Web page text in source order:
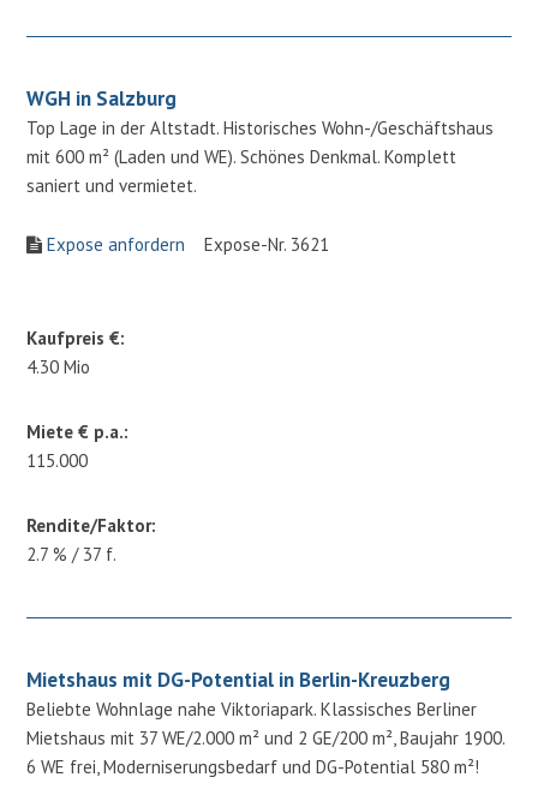
WGH in Salzburg
Top Lage in der Altstadt. Historisches Wohn-/Geschäftshaus
mit 600 m² (Laden und WE). Schönes Denkmal. Komplett
saniert und vermietet.
Expose anfordern Expose-Nr. 3621
Kaufpreis €:
4.30 Mio
Miete € p.a.:
115.000
Rendite/Faktor:
2.7 % / 37 f.
Mietshaus mit DG-Potential in Berlin-Kreuzberg
Beliebte Wohnlage nahe Viktoriapark. Klassisches Berliner
Mietshaus mit 37 WE/2.000 m² und 2 GE/200 m², Baujahr 1900.
6 WE frei, Moderniserungsbedarf und DG-Potential 580 m²!